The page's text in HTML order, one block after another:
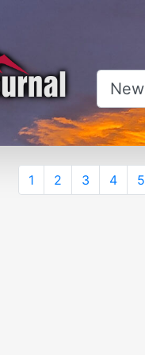
1 2 3 4 5